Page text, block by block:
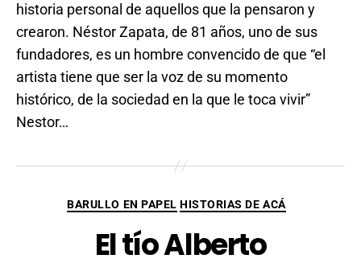
historia personal de aquellos que la pensaron y
crearon. Néstor Zapata, de 81 años, uno de sus
fundadores, es un hombre convencido de que “el
artista tiene que ser la voz de su momento
histórico, de la sociedad en la que le toca vivir”
Nestor…
BARULLO EN PAPEL HISTORIAS DE ACÁ
El tío Alberto